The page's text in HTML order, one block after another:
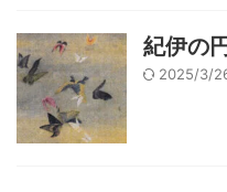
紀伊の
2025/3/